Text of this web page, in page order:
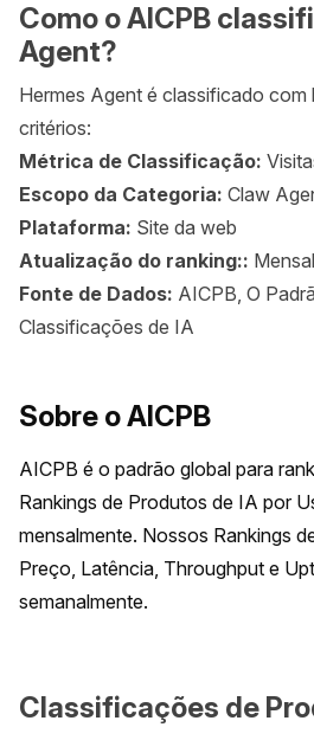
Como o AICPB
Agent?
Hermes Agent é classificado com
critérios:
Métrica de Classificação:
Escopo da Categoria: Claw
Plataforma: Site da web
Atualização do ranking:: Mensal
Fonte de Dados: AICPB, O
Classificações de IA
Sobre o AICPB
AICPB é o padrão global para
Rankings de Produtos de IA por
mensalmente. Nossos Rankings
Preço, Latência, Throughput e
semanalmente.
Classificações de